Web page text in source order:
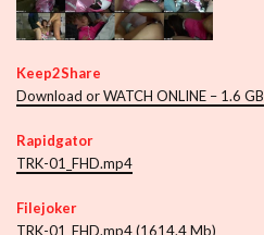
Keep2Share
Download or WATCH ONLINE – 1.6 GB
Rapidgator
TRK-01_FHD.mp4
Filejoker
TRK-01_FHD.mp4 (1614.4 Mb)